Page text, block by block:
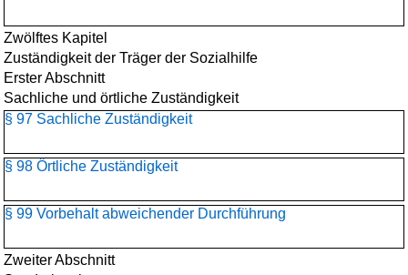
Zwölftes Kapitel
Zuständigkeit der Träger der Sozialhilfe
Erster Abschnitt
Sachliche und örtliche Zuständigkeit
§ 97 Sachliche Zuständigkeit
§ 98 Örtliche Zuständigkeit
§ 99 Vorbehalt abweichender Durchführung
Zweiter Abschnitt